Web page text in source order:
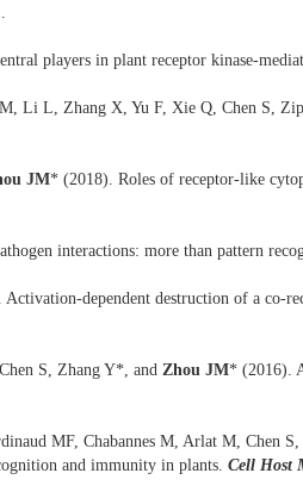
players in plant receptor kinase-
Li L, Zhang X, Yu F, Xie Q, Chen S,
JM* (2018). Roles of receptor-like
interactions: more than pattern
dependent destruction of a co-
S, Zhang Y*, and Zhou JM* (2016).
MF, Chabannes M, Arlat M, Chen
and immunity in plants. Cell Host